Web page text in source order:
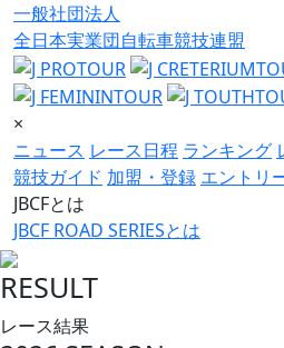
一般社団法人
全日本実業団自転車競技連盟
×
ニュース レース日程 ランキング
競技ガイド 加盟・登録 エントリ
JBCFとは
JBCF ROAD SERIESとは
RESULT
レース結果